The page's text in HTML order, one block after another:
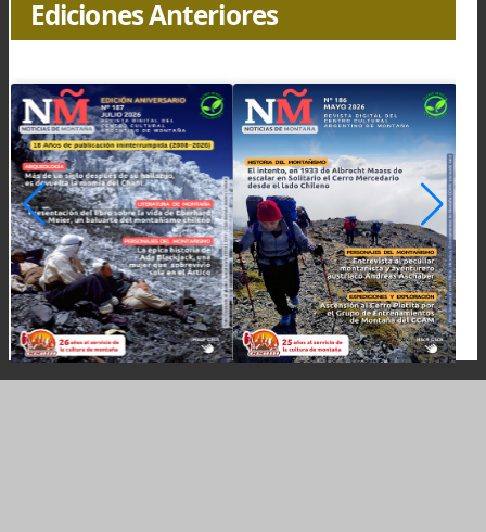
de la mañana los cuatro nos
pisando sus 5.896 metros.
Contentos por la experiencia vivida, unidos
grupo y con la satisfacción de coronar dos
cumbres, algo soñado hoy en día,
regreso, dejando al Chañi Sur (5.750 m.) para
oportunidad; el cansancio acumulado en
días ininterrumpidos de actividad ya nos
en las piernas…